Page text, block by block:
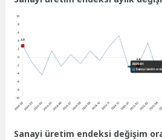
Sanayi üretim endeksi değişim